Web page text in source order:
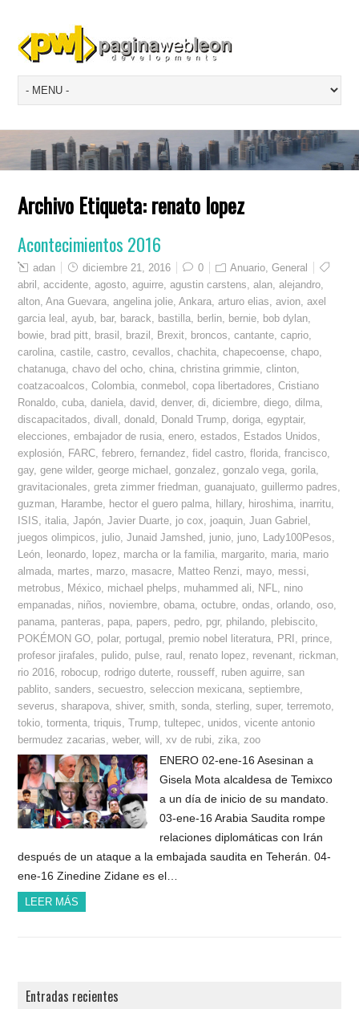
Archivo Etiqueta:renato lopez
Acontecimientos 2016
adan diciembre 21, 2016 0 Anuario ,General
abril
,accidente ,agosto ,aguirre ,agustin carstens ,alan ,alejandro
alton ,Ana Guevara ,angelina jolie ,Ankara ,arturo elias ,avion ,axel
garcia leal
,ayub bar, barack bastilla berlin bernie bob dylan
bowie
brad pitt brasil brazil Brexit broncos ,cantante ,caprio
carolina ,castile ,castro ,cevallos ,chachita ,chapecoense ,chapo
chatanuga ,chavo del ocho ,china ,christina grimmie ,clinton
coatzacoalcos ,Colombia ,conmebol ,copa libertadores ,Cristiano
Ronaldo ,cuba ,daniela ,david ,denver,di ,diciembre ,diego ,dilma
discapacitados ,divall ,donald Donald Trump ,doriga ,egyptair,
elecciones ,embajador de rusia ,enero ,estados Estados Unidos
explosión
FARC ,febrero ,fernandez ,fidel castro ,florida ,francisco
gay,gene wilder,george michael ,gonzalez ,gonzalo vega ,gorila
gravitacionales ,greta zimmer friedman ,guanajuato ,guillermo padres
guzman
Harambe hector el guero palma hillary, hiroshima inarritu
ISIS
italia ,Japón ,Javier Duarte jo cox joaquin ,Juan Gabriel
juegos olimpicos
julio ,Junaid Jamshed junio juno Lady100Pesos
León
leonardo lopez marcha or la familia margarito maria mario
almada martes marzo masacre Matteo Renzi mayo messi
metrobus
México michael phelps muhammed ali NFL
nino
empanadas
niños noviembre ,obama ,octubre ,ondas ,orlando ,oso
panama panteras papa papers pedro pgr, philando plebiscito
POKÉMON GO polar, portugal premio nobel literatura PRI prince
profesor jirafales
pulido pulse raul renato lopez revenant rickman
rio 2016 robocup rodrigo duterte rousseff ruben aguirre ,san
pablito ,sanders ,secuestro ,seleccion mexicana ,septiembre
severus ,sharapova ,shiver,smith ,sonda ,sterling ,super,terremoto
tokio ,tormenta ,triquis ,Trump ,tultepec unidos ,vicente antonio
bermudez zacarias ,weber,will ,xv de rubi zika zoo
ENERO 02-ene-16 Asesinan a
Gisela Mota alcaldesa de Temixco
a un día de inicio de su mandato.
03-ene-16 Arabia Saudita rompe
relaciones diplomáticas con Irán
después de un ataque a la embajada saudita en Teherán. 04-
ene-16 Zinedine Zidane es el…
LEER MÁS
Entradas recientes